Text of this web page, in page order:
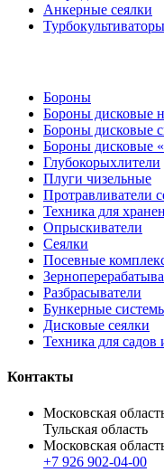
Анкерные сеялки
Турбокультиваторы
Бороны
Бороны дисковые
Бороны дисковые
Бороны дисковые
Глубокорыхлители
Плуги чизельные
Протравливатели
Техника для
Опрыскиватели
Сеялки
Посевные
Разбрасыватели
Бункерные
Дисковые сеялки
Техника для садов
Контакты
Московская
Тульская область
Московская
+7 926 902-04-00